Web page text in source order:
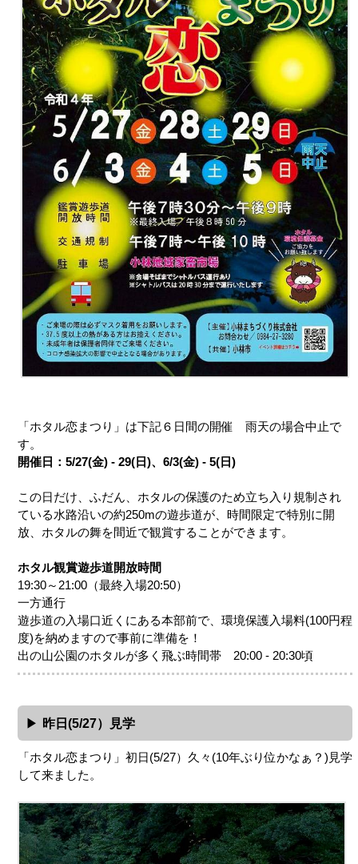
「ホタル恋まつり」は下記６日間の開催 雨天の場合中止で
す。
開催日：5/27(金) - 29(日)、6/3(金) - 5(日)
この日だけ、ふだん、ホタルの保護のため立ち入り規制され
ている水路沿いの約250mの遊歩道が、時間限定で特別に開
放、ホタルの舞を間近で観賞することができます。
ホタル観賞遊歩道開放時間
19:30～21:00（最終入場20:50）
一方通行
遊歩道の入場口近くにある本部前で、環境保護入場料(100円程
度)を納めますので事前に準備を！
出の山公園のホタルが多く飛ぶ時間帯 20:00 - 20:30頃
昨日(5/27）見学
「ホタル恋まつり」初日(5/27）久々(10年ぶり位かなぁ？)見学
して来ました。